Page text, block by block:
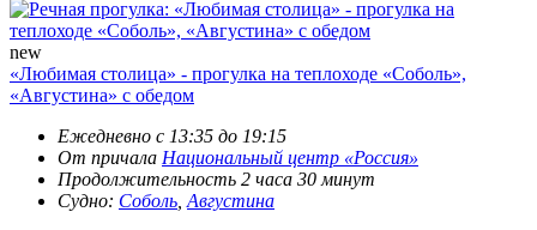
new
«Любимая столица» - прогулка на теплоходе «Соболь»,
«Августина» с обедом
Ежедневно с 13:35 до 19:15
От причала Национальный центр «Россия»
Продолжительность 2 часа 30 минут
Судно: Соболь Августина